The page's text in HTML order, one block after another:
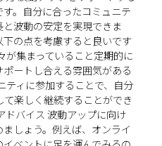
。自分に合ったコミュニテ
波動の安定を実現できま
の点を考慮すると良いです
が集まっていること定期的に
ートし合える雰囲気がある
ティに参加することで、自分
楽しく継続することができ
ドバイス 波動アップに向け
しょう。例えば、オンライ